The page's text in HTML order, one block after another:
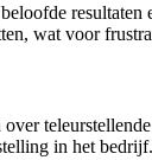
wat voor
in het bedrijf.